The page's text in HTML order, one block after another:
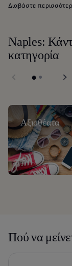
Διαβάστε
Naples:
κατηγορία
Αξιοθέατα
Πού να